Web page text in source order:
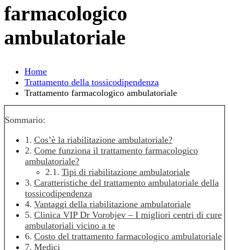
farmacologico
ambulatoriale
Home
Trattamento della tossicodipendenza
Trattamento farmacologico ambulatoriale
Sommario:
Cos’è la riabilitazione ambulatoriale?
Come funziona il trattamento farmacologico
ambulatoriale?
Tipi di riabilitazione ambulatoriale
Caratteristiche del trattamento ambulatoriale della
tossicodipendenza
Vantaggi della riabilitazione ambulatoriale
Clinica VIP Dr Vorobjev – I migliori centri di cure
ambulatoriali vicino a te
Costo del trattamento farmacologico ambulatoriale
Medici